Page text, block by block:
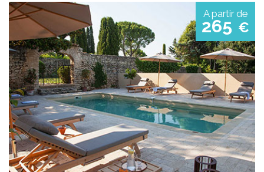
A partir de
265 €